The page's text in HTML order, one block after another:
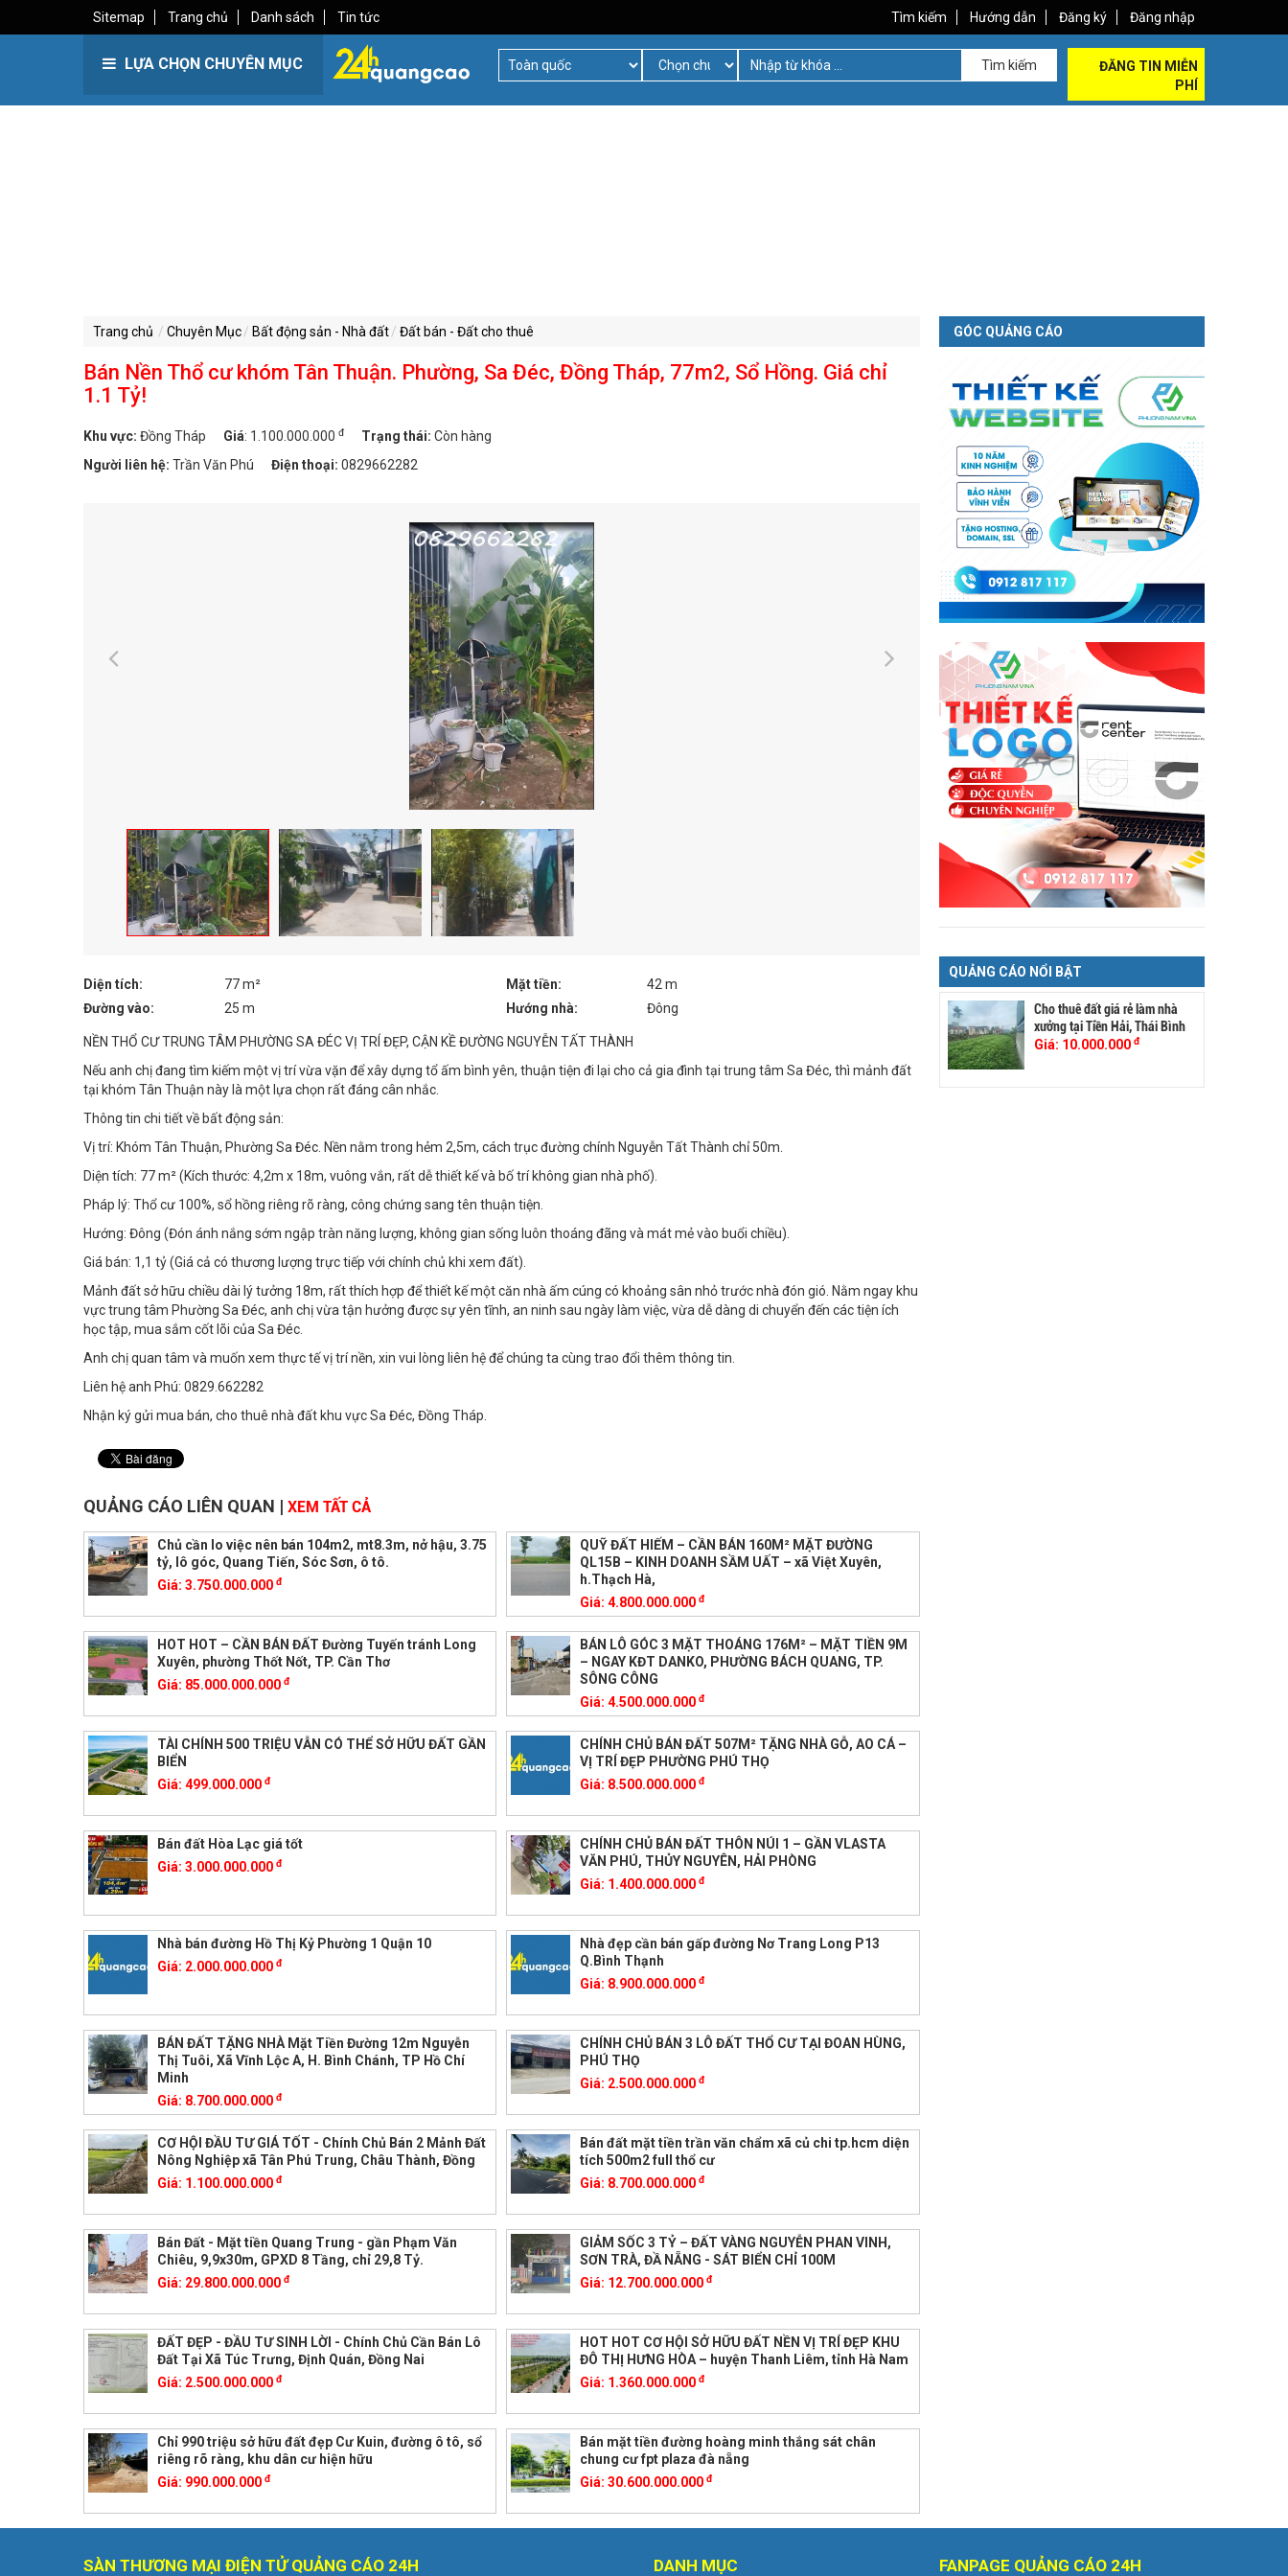
Sitemap Trang chủ Danh sách Tin tức Tìm kiếm Hướng dẫn Đăng ký Đăng nhập
LỰA CHỌN CHUYÊN MỤC Tìm kiếm
ĐĂNG TIN MIỄN
PHÍ
Trang chủ Chuyên Mục Bất động sản - Nhà đất Đất bán - Đất cho thuê
Bán Nền Thổ cư khóm Tân Thuận. Phường, Sa Đéc, Đồng Tháp, 77m2, Sổ Hồng. Giá chỉ
1.1 Tỷ!
Khu vực: Đồng Tháp Giá: 1.100.000.000 đ Trạng thái: Còn hàng
Người liên hệ: Trần Văn Phú Điện thoại: 0829662282
Diện tích: 77 m² Mặt tiền:
42 m
Đường vào:
25 m Hướng nhà: Đông
NỀN THỔ CƯ TRUNG TÂM PHƯỜNG SA ĐÉC VỊ TRÍ ĐẸP, CẬN KỀ ĐƯỜNG NGUYỄN TẤT THÀNH
Nếu anh chị đang tìm kiếm một vị trí vừa vặn để xây dựng tổ ấm bình yên, thuận tiện đi lại cho cả gia đình tại trung tâm Sa Đéc, thì mảnh đất
tại khóm Tân Thuận này là một lựa chọn rất đáng cân nhắc.
Thông tin chi tiết về bất động sản:
Vị trí: Khóm Tân Thuận, Phường Sa Đéc. Nền nằm trong hẻm 2,5m, cách trục đường chính Nguyễn Tất Thành chỉ 50m.
Diện tích: 77 m² (Kích thước: 4,2m x 18m, vuông vắn, rất dễ thiết kế và bố trí không gian nhà phố).
Pháp lý: Thổ cư 100%, sổ hồng riêng rõ ràng, công chứng sang tên thuận tiện.
Hướng: Đông (Đón ánh nắng sớm ngập tràn năng lượng, không gian sống luôn thoáng đãng và mát mẻ vào buổi chiều).
Giá bán: 1,1 tỷ (Giá cả có thương lượng trực tiếp với chính chủ khi xem đất).
Mảnh đất sở hữu chiều dài lý tưởng 18m, rất thích hợp để thiết kế một căn nhà ấm cúng có khoảng sân nhỏ trước nhà đón gió. Nằm ngay khu
vực trung tâm Phường Sa Đéc, anh chị vừa tận hưởng được sự yên tĩnh, an ninh sau ngày làm việc, vừa dễ dàng di chuyển đến các tiện ích
học tập, mua sắm cốt lõi của Sa Đéc.
Anh chị quan tâm và muốn xem thực tế vị trí nền, xin vui lòng liên hệ để chúng ta cùng trao đổi thêm thông tin.
Liên hệ anh Phú: 0829.662282
Nhận ký gửi mua bán, cho thuê nhà đất khu vực Sa Đéc, Đồng Tháp.
QUẢNG CÁO LIÊN QUAN | XEM TẤT CẢ
Chủ cần lo việc nên bán 104m2, mt8.3m, nở hậu, 3.75
tỷ, lô góc, Quang Tiến, Sóc Sơn, ô tô.
Giá: 3.750.000.000 đ
QUỸ ĐẤT HIẾM – CẦN BÁN 160M² MẶT ĐƯỜNG
QL15B – KINH DOANH SẦM UẤT – xã Việt Xuyên,
h.Thạch Hà,
Giá:4.800.000.000đ
HOT HOT – CẦN BÁN ĐẤT Đường Tuyến tránh Long
Xuyên, phường Thốt Nốt, TP. Cần Thơ
Giá: 85.000.000.000 đ
BÁN LÔ GÓC 3 MẶT THOÁNG 176M² – MẶT TIỀN 9M
– NGAY KĐT DANKO, PHƯỜNG BÁCH QUANG, TP.
SÔNG CÔNG
Giá:4.500.000.000đ
TÀI CHÍNH 500 TRIỆU VẪN CÓ THỂ SỞ HỮU ĐẤT GẦN
BIỂN
Giá: 499.000.000 đ
CHÍNH CHỦ BÁN ĐẤT 507M² TẶNG NHÀ GỖ, AO CÁ –
VỊ TRÍ ĐẸP PHƯỜNG PHÚ THỌ
Giá: 8.500.000.000đ
Bán đất Hòa Lạc giá tốt
Giá: 3.000.000.000 đ
CHÍNH CHỦ BÁN ĐẤT THÔN NÚI 1 – GẦN VLASTA
VĂN PHÚ, THỦY NGUYÊN, HẢI PHÒNG
Giá: 1.400.000.000đ
Nhà bán đường Hồ Thị Kỷ Phường 1 Quận 10
Giá: 2.000.000.000 đ
Nhà đẹp cần bán gấp đường Nơ Trang Long P13
Q.Bình Thạnh
Giá: 8.900.000.000đ
BÁN ĐẤT TẶNG NHÀ Mặt Tiền Đường 12m Nguyễn
Thị Tuôi, Xã Vĩnh Lộc A, H. Bình Chánh, TP Hồ Chí
Minh
Giá: 8.700.000.000 đ
CHÍNH CHỦ BÁN 3 LÔ ĐẤT THỔ CƯ TẠI ĐOAN HÙNG,
PHÚ THỌ
Giá: 2.500.000.000đ
CƠ HỘI ĐẦU TƯ GIÁ TỐT - Chính Chủ Bán 2 Mảnh Đất
Nông Nghiệp xã Tân Phú Trung, Châu Thành, Đồng
Giá: 1.100.000.000 đ
Bán đất mặt tiền trần văn chẩm xã củ chi tp.hcm diện
tích 500m2 full thổ cư
Giá: 8.700.000.000đ
Bán Đất - Mặt tiền Quang Trung - gần Phạm Văn
Chiêu, 9,9x30m, GPXD 8 Tầng, chỉ 29,8 Tỷ.
Giá: 29.800.000.000 đ
GIẢM SỐC 3 TỶ – ĐẤT VÀNG NGUYỄN PHAN VINH,
SƠN TRÀ, ĐẦ NẴNG - SÁT BIỂN CHỈ 100M
Giá: 12.700.000.000đ
ĐẤT ĐẸP - ĐẦU TƯ SINH LỜI - Chính Chủ Cần Bán Lô
Đất Tại Xã Túc Trưng, Định Quán, Đồng Nai
Giá: 2.500.000.000 đ
HOT HOT CƠ HỘI SỞ HỮU ĐẤT NỀN VỊ TRÍ ĐẸP KHU
ĐÔ THỊ HƯNG HÒA – huyện Thanh Liêm, tỉnh Hà Nam
Giá: 1.360.000.000đ
Chỉ 990 triệu sở hữu đất đẹp Cư Kuin, đường ô tô, sổ
riêng rõ ràng, khu dân cư hiện hữu
Giá: 990.000.000 đ
Bán mặt tiền đường hoàng minh thắng sát chân
chung cư fpt plaza đà nẵng
Giá:30.600.000.000đ
GÓC QUẢNG CÁO
QUẢNG CÁO NỔI BẬT
Cho thuê đất giá rẻ làm nhà
xưởng tại Tiền Hải, Thái Bình
Giá: 10.000.000 đ
SÀN THƯƠNG MẠI ĐIỆN TỬ QUẢNG CÁO 24H DANH MỤC FANPAGE QUẢNG CÁO 24H